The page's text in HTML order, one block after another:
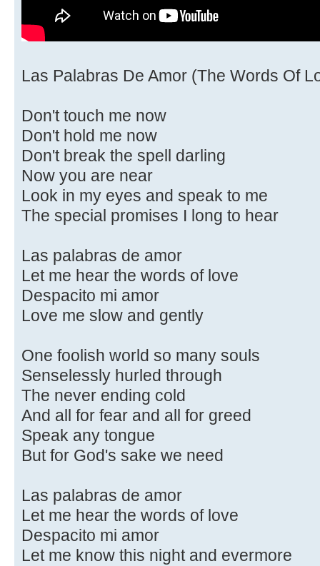
Las Palabras De Amor (The Words Of
Don't touch me now
Don't hold me now
Don't break the spell darling
Now you are near
Look in my eyes and speak to me
The special promises I long to hear
Las palabras de amor
Let me hear the words of love
Despacito mi amor
Love me slow and gently
One foolish world so many souls
Senselessly hurled through
The never ending cold
And all for fear and all for greed
Speak any tongue
But for God's sake we need
Las palabras de amor
Let me hear the words of love
Despacito mi amor
Let me know this night and evermore